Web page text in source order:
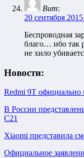
Вит:
20 сентября
Беспроводная
благо… ибо так
не хило
Новости:
Redmi 9T официально
В России
C21
Xiaomi представила
Официальное